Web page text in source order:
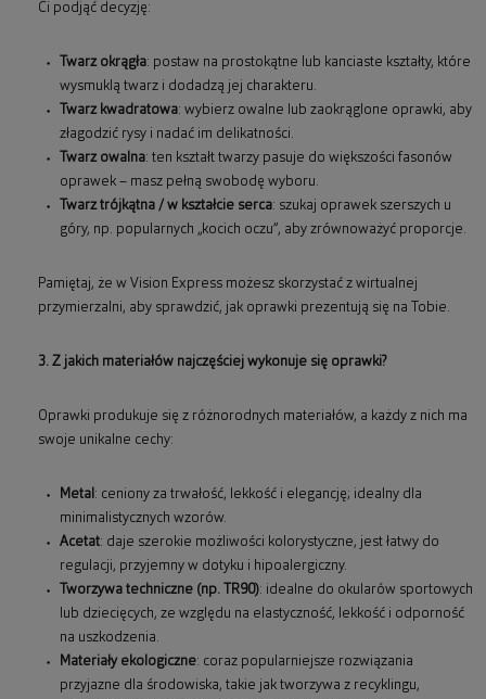
Ci podjąć decyzję:
Twarz okrągła: postaw na prostokątne lub kanciaste kształty, które
wysmuklą twarz i dodadzą jej charakteru.
Twarz kwadratowa: wybierz owalne lub zaokrąglone oprawki, aby
złagodzić rysy i nadać im delikatności.
Twarz owalna: ten kształt twarzy pasuje do większości fasonów
oprawek – masz pełną swobodę wyboru.
Twarz trójkątna / w kształcie serca: szukaj oprawek szerszych u
góry, np. popularnych „kocich oczu”, aby zrównoważyć proporcje.
Pamiętaj, że w Vision Express możesz skorzystać z wirtualnej
przymierzalni, aby sprawdzić, jak oprawki prezentują się na Tobie.
3. Z jakich materiałów najczęściej wykonuje się oprawki?
Oprawki produkuje się z różnorodnych materiałów, a każdy z nich ma
swoje unikalne cechy:
Metal : ceniony za trwałość, lekkość i elegancję; idealny dla
minimalistycznych wzorów.
Acetat: daje szerokie możliwości kolorystyczne, jest łatwy do
regulacji, przyjemny w dotyku i hipoalergiczny.
Tworzywa techniczne (np. TR90): idealne do okularów sportowych
lub dziecięcych, ze względu na elastyczność, lekkość i odporność
na uszkodzenia.
Materiały ekologiczne: coraz popularniejsze rozwiązania
przyjazne dla środowiska, takie jak tworzywa z recyklingu,